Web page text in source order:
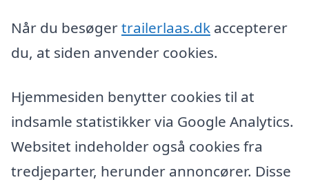
Når du besøgertrailerlaas.dk accepterer
du, at siden anvender cookies.
Hjemmesiden benytter cookies til at
indsamle statistikker via Google Analytics.
Websitet indeholder også cookies fra
tredjeparter, herunder annoncører. Disse